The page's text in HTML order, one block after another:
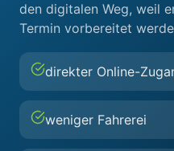
den digitalen Weg, weil
Termin vorbereitet
direkter Online-
weniger Fahrerei